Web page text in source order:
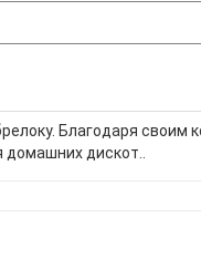
Благодаря своим
дискот..